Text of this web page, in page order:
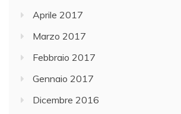
Aprile 2017
Marzo 2017
Febbraio 2017
Gennaio 2017
Dicembre 2016